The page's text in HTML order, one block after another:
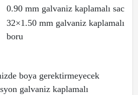
0.90 mm galvaniz kaplamalı sac
32×1.50 mm galvaniz kaplamalı
boru
boya gerektirmeyecek
galvaniz kaplamalı